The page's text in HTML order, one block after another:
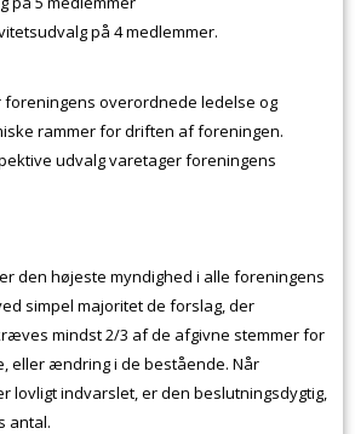
på 4 medlemmer.
overordnede ledelse og
rammer for driften af foreningen.
udvalg varetager foreningens
den højeste myndighed i alle foreningens
simpel majoritet de forslag, der
mindst 2/3 af de afgivne stemmer for
eller ændring i de bestående. Når
lovligt indvarslet, er den beslutningsdygtig,
antal.